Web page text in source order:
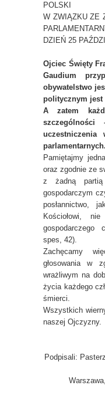
POLSKI
W ZWIĄZKU ZE
DZIEŃ 25
Ojciec Święty
Gaudium
obywatelstwo
politycznym jest
A zatem
parlamentarnych.
Pamiętajmy
oraz zgodnie ze
z żadną partią
gospodarczym
posłannictwo,
Kościołowi,
gospodarczego
spes, 42).
Zachęcamy
głosowania w
wrażliwym na
życia każdego
śmierci.
Wszystkich
naszej Ojczyzny.
Podpisali: